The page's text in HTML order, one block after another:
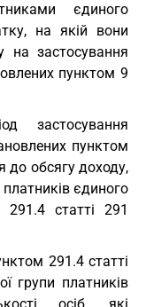
єдиного
на якій вони
на застосування
пунктом 9
застосування
пунктом
до обсягу доходу,
платників єдиного
291.4 статті 291
291.4 статті
групи платників